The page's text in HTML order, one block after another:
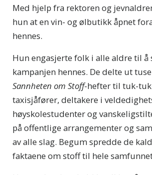
Med hjelp fra rektoren og
hun at en vin- og ølbutikk åpnet
hennes.
Hun engasjerte folk i alle aldre til å
kampanjen hennes. De delte ut
Sannheten om Stoff-hefter til tuk-
taxisjåfører, deltakere i
høyskolestudenter og
på offentlige arrangementer og
av alle slag. Begum spredde de
faktaene om stoff til hele